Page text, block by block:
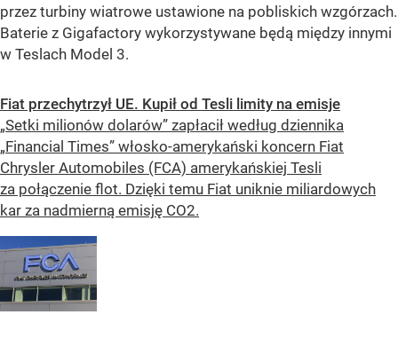
przez turbiny wiatrowe ustawione na pobliskich wzgórzach.
Baterie z Gigafactory wykorzystywane będą między innymi
w Teslach Model 3.
Fiat przechytrzył UE. Kupił od Tesli limity na emisje
„Setki milionów dolarów” zapłacił według dziennika
„Financial Times” włosko-amerykański koncern Fiat
Chrysler Automobiles (FCA) amerykańskiej Tesli
za połączenie flot. Dzięki temu Fiat uniknie miliardowych
kar za nadmierną emisję CO2.